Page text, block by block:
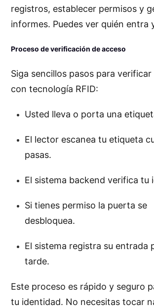
registros, establecer permisos y
informes. Puedes ver quién entra
Proceso de verificación de acceso
Siga sencillos pasos para verificar
con tecnología RFID:
Usted lleva o porta una
El lector escanea tu etiqueta
pasas.
El sistema backend verifica tu
Si tienes permiso la puerta se
desbloquea.
El sistema registra su entrada
tarde.
Este proceso es rápido y seguro
tu identidad. No necesitas tocar